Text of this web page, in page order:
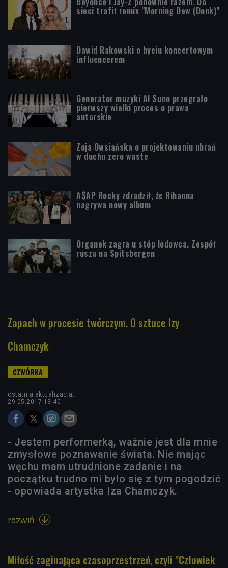
sieci trafił remix "Morning Dew (Donk)"
Dawid Rakowski o byciu koncertowym
influencerem
Generator muzyki AI Suno przegrało
pierwszy wielki proces o prawa
autorskie
Zoja Owsiańska o projektowaniu ubrań
w duchu zero waste
A$AP Rocky zdradził, że Rihanna
nagrywa nowy album
Organek zagra u stóp lodowca. Zespół
rusza na Spitsbergen
Zapach w procesie twórczym. O sztuce Izy
Chamczyk
ostatnia aktualizacja:
29.05.2017 13:40
- Jestem performerką, ważnie jest dla mnie
zmysłowe poznawanie świata. Nie mając
węchu mam utrudnione zadanie i na
początku trudno mi było się z tym pogodzić
- opowiada artystka Iza Chamczyk.
rozwiń 
Miłość zaginająca czasoprzestrzeń, czyli "Człowiek